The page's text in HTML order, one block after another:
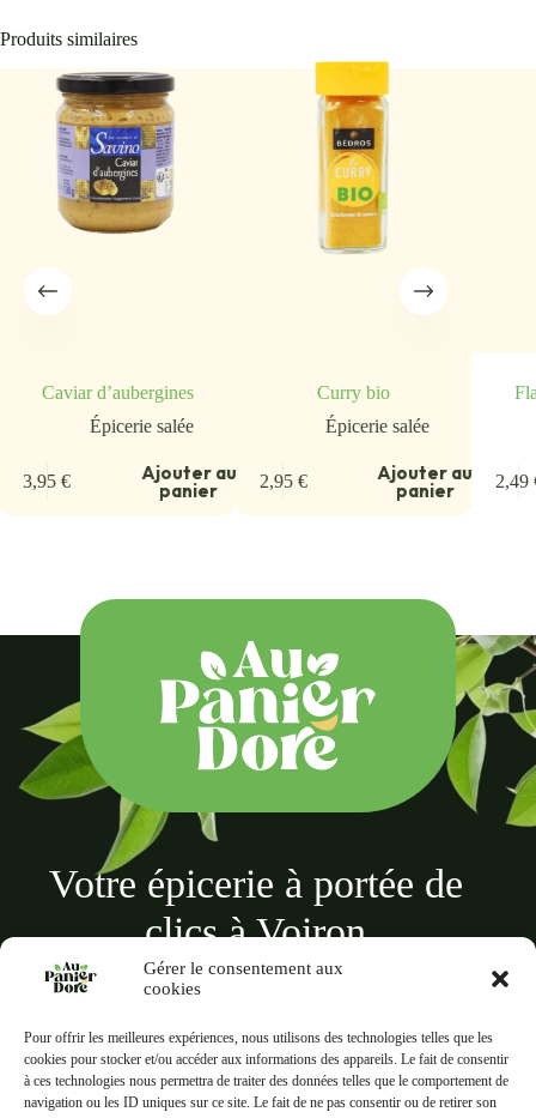
Gérer le consentement aux
cookies
Pour offrir les meilleures expériences, nous utilisons des technologies telles que les
cookies pour stocker et/ou accéder aux informations des appareils. Le fait de consentir
à ces technologies nous permettra de traiter des données telles que le comportement de
navigation ou les ID uniques sur ce site. Le fait de ne pas consentir ou de retirer son
Produits similaires
Caviar d’aubergines
Épicerie salée
3,95€ Ajouter au
panier
Curry bio
Épicerie salée
2,95 € Ajouter au
panier 2,49
Votre épicerie à portée de
clics à Voiron
Au panier doré
18 Rue des Terreaux, 38500 Voiron